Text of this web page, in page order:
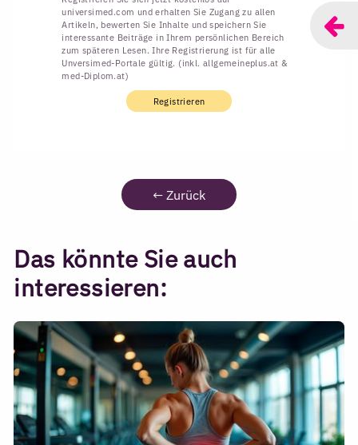
universimed.com und erhalten Sie Zugang zu allen
Artikeln, bewerten Sie Inhalte und speichern Sie
interessante Beiträge in Ihrem persönlichen Bereich
zum späteren Lesen. Ihre Registrierung ist für alle
Unversimed-Portale gültig. (inkl. allgemeineplus.at &
med-Diplom.at)
Registrieren
← Zurück
Das könnte Sie auch
interessieren: